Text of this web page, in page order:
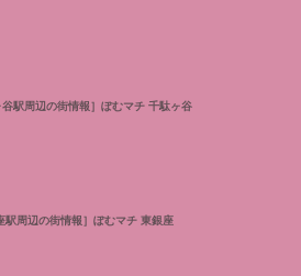
駅周辺の街情報］ぽむマチ 千駄ヶ谷
駅周辺の街情報］ぽむマチ 東銀座